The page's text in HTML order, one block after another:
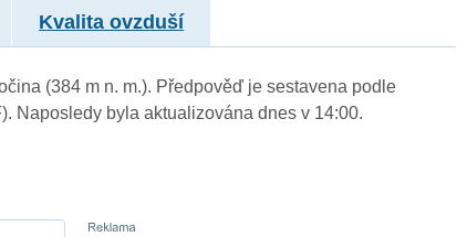
Kvalita ovzduší
(384 m n. m.). Předpověď je sestavena podle
Naposledy byla aktualizována dnes v 14:00.